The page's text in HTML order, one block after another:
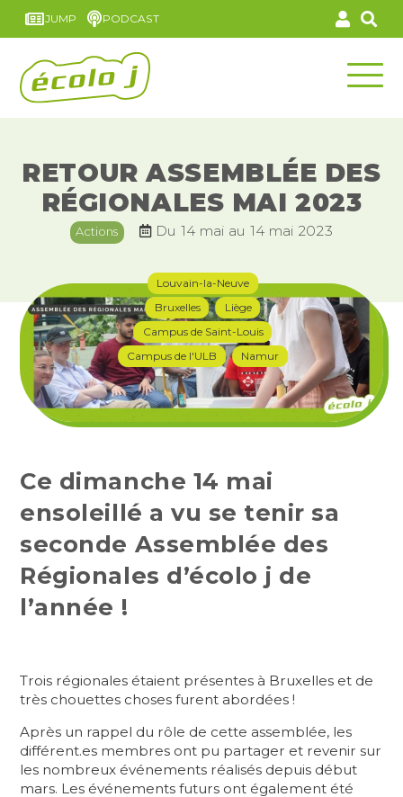
JUMP PODCAST
RETOUR ASSEMBLÉE DES
RÉGIONALES MAI 2023
Actions Du 14 mai au 14 mai 2023
Louvain-la-Neuve
Bruxelles
Liège
Campus de Saint-Louis
Campus de l'ULB
Namur
Ce dimanche 14 mai
ensoleillé a vu se tenir sa
seconde Assemblée des
Régionales d’écolo j de
l’année !
Trois régionales étaient présentes à Bruxelles et de
très chouettes choses furent abordées !
Après un rappel du rôle de cette assemblée, les
différent.es membres ont pu partager et revenir sur
les nombreux événements réalisés depuis début
mars. Les événements futurs ont également été